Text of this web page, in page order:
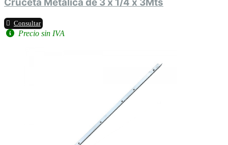
Consultar
Precio sin IVA